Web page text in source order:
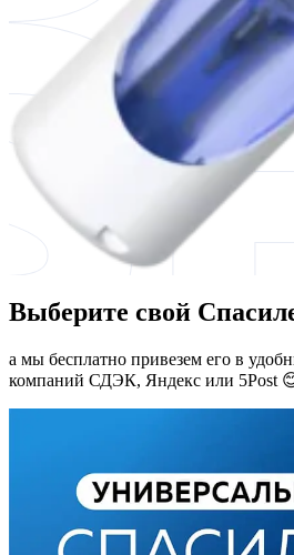
Выберите свой
а мы бесплатно привезем его в
компаний СДЭК, Яндекс или 5Post